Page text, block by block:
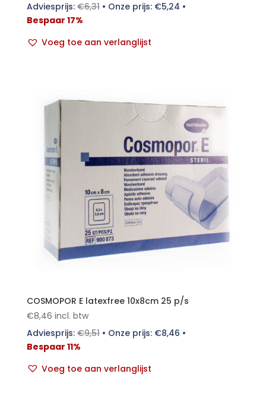
Adviesprijs:€6,31• Onze prijs: €5,24 •
Bespaar 17%
Voeg toe aan verlanglijst
COSMOPOR E latexfree 10x8cm 25 p/s
€8,46 incl. btw
Adviesprijs:€9,51• Onze prijs: €8,46 •
Bespaar 11%
Voeg toe aan verlanglijst